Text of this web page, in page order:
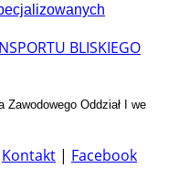
BLISKIEGO
Oddział I we
Kontakt | Facebook